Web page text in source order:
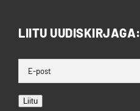
LIITU UUDISKIRJAGA:
Liitu